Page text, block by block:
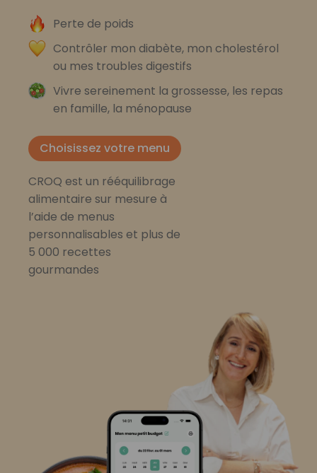
Perte de poids
Contrôler mon diabète, mon cholestérol
ou mes troubles digestifs
Vivre sereinement la grossesse, les repas
en famille, la ménopause
Choisissez votre menu
CROQ est un rééquilibrage
alimentaire sur mesure à
l’aide de menus
personnalisables et plus de
5 000 recettes
gourmandes